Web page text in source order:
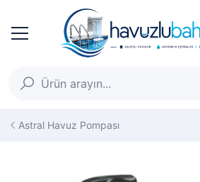
Astral Havuz Pompası